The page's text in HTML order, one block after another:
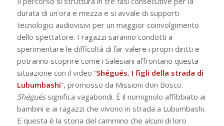
durata di un’ora e mezza e si avvale di supporti
tecnologici audiovisivi per un maggior coinvolgimento
dello spettatore. I ragazzi saranno condotti a
sperimentare le difficoltà di far valere i propri diritti e
potranno scoprire come i Salesiani affrontano questa
situazione con il video “Shégués. I figli della strada di
Lubumbashi”, promosso da Missioni don Bosco.
Shéguéssignifica vagabondi. È il nomignolo affibbiato ai
bambini e ai ragazzi che vivono in strada a Lubumbashi.
E questa è la storia del cammino che alcuni di loro